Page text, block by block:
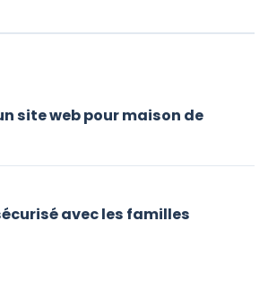
site web pour maison de
avec les familles